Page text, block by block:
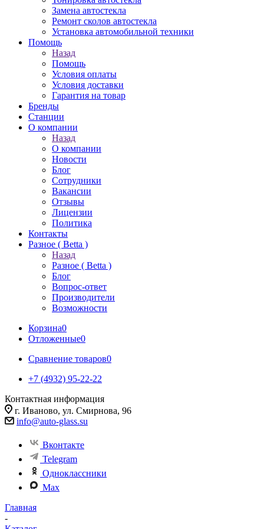
Замена автостекла
Ремонт сколов автостекла
Установка автомобильной техники
Помощь
Назад
Помощь
Условия оплаты
Условия доставки
Гарантия на товар
Бренды
Станции
О компании
Назад
О компании
Новости
Блог
Сотрудники
Вакансии
Отзывы
Лицензии
Политика
Контакты
Разное ( Betta )
Назад
Разное ( Betta )
Блог
Вопрос-ответ
Производители
Возможности
Корзина0
Отложенные0
Сравнение товаров0
+7 (4932) 95-22-22
Контактная информация
г. Иваново, ул. Смирнова, 96
info@auto-glass.su
Вконтакте
Telegram
Одноклассники
Max
Главная
-